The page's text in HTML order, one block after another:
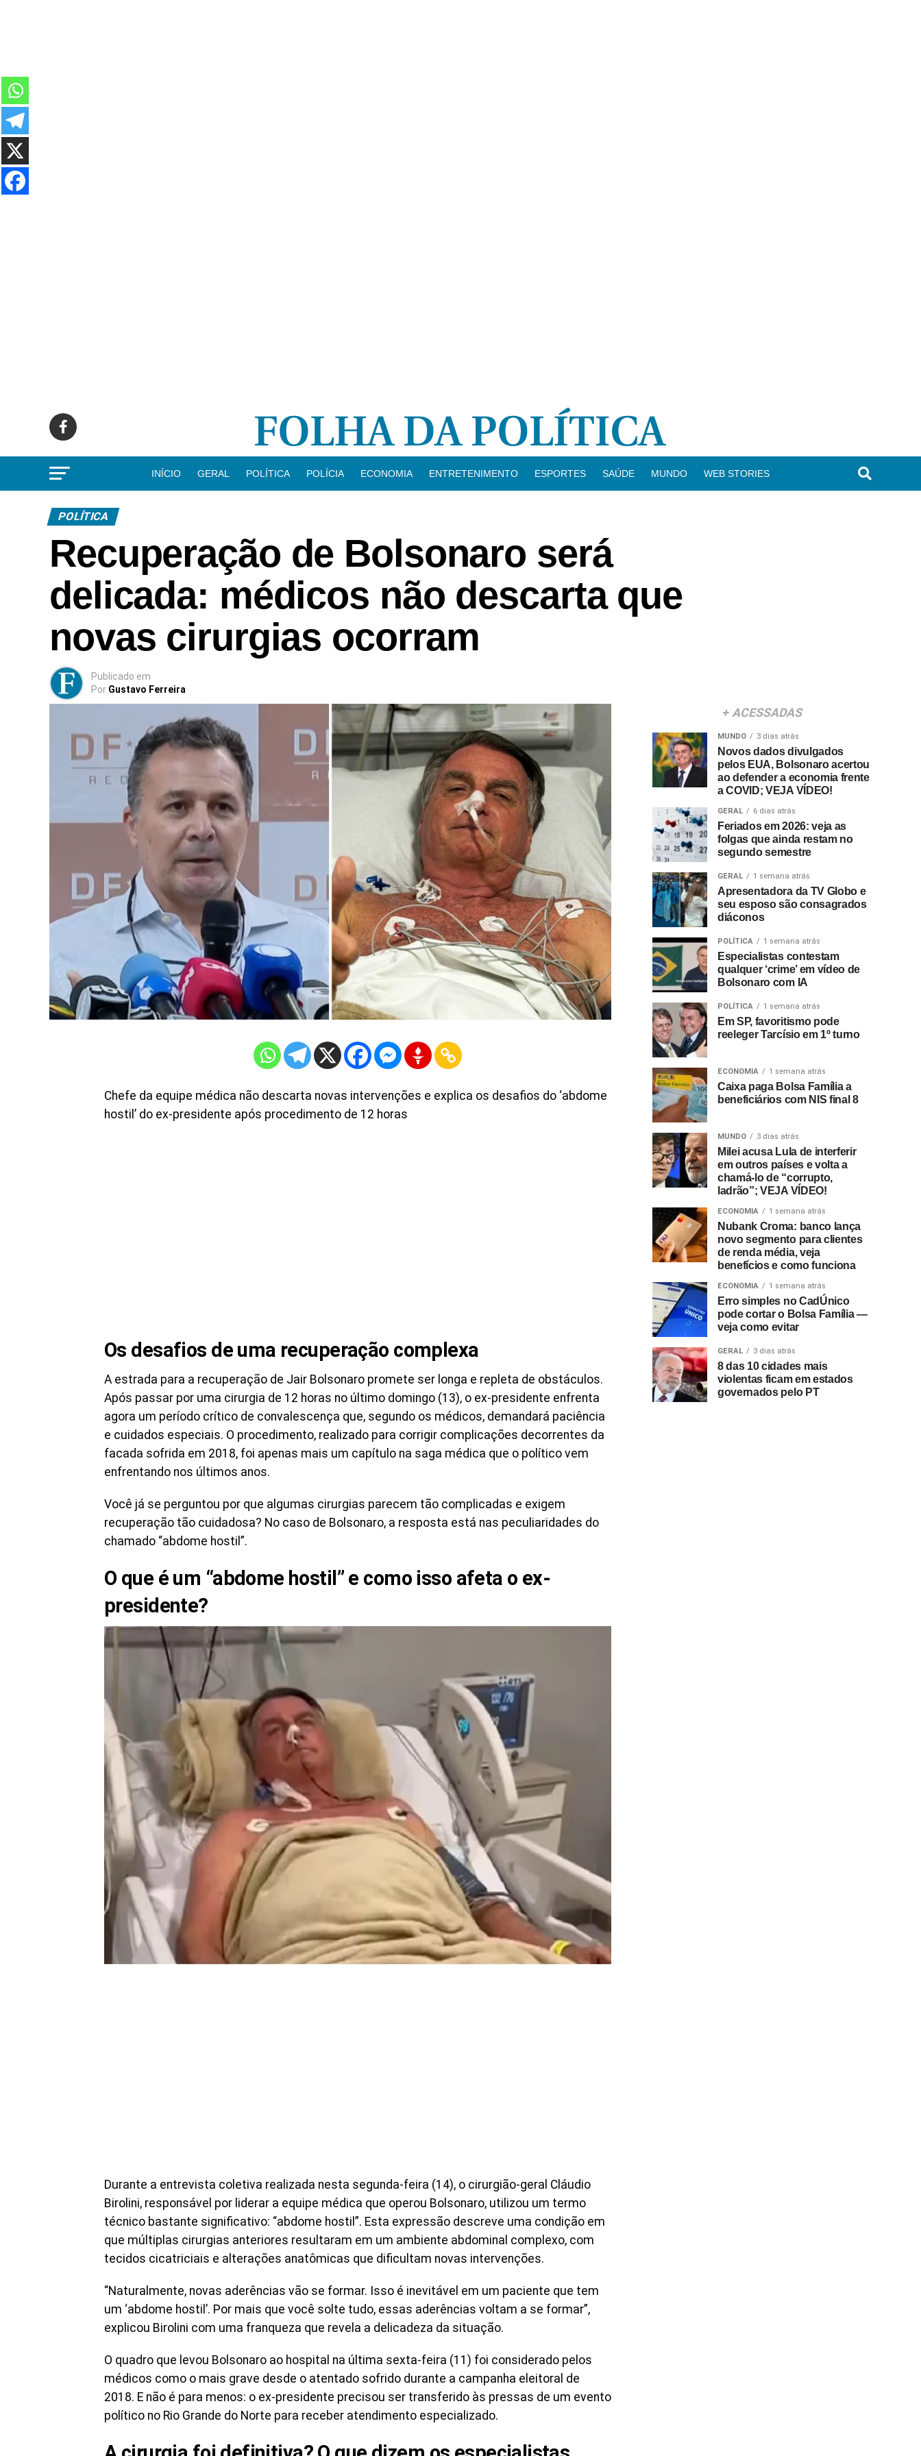
INÍCIO GERAL POLÍTICA POLÍCIA ECONOMIA ENTRETENIMENTO ESPORTES SAÚDE MUNDO WEB STORIES
POLÍTICA
Recuperação de Bolsonaro será
delicada: médicos não descarta que
novas cirurgias ocorram
Publicado em
Por Gustavo Ferreira
Chefe da equipe médica não descarta novas intervenções e explica os desafios do ‘abdome
hostil’ do ex-presidente após procedimento de 12 horas
Os desafios de uma recuperação complexa
A estrada para a recuperação de Jair Bolsonaro promete ser longa e repleta de obstáculos.
Após passar por uma cirurgia de 12 horas no último domingo (13), o ex-presidente enfrenta
agora um período crítico de convalescença que, segundo os médicos, demandará paciência
e cuidados especiais. O procedimento, realizado para corrigir complicações decorrentes da
facada sofrida em 2018, foi apenas mais um capítulo na saga médica que o político vem
enfrentando nos últimos anos.
Você já se perguntou por que algumas cirurgias parecem tão complicadas e exigem
recuperação tão cuidadosa? No caso de Bolsonaro, a resposta está nas peculiaridades do
chamado “abdome hostil”.
O que é um “abdome hostil” e como isso afeta o ex-
presidente?
Durante a entrevista coletiva realizada nesta segunda-feira (14), o cirurgião-geral Cláudio
Birolini, responsável por liderar a equipe médica que operou Bolsonaro, utilizou um termo
técnico bastante significativo: “abdome hostil”. Esta expressão descreve uma condição em
que múltiplas cirurgias anteriores resultaram em um ambiente abdominal complexo, com
tecidos cicatriciais e alterações anatômicas que dificultam novas intervenções.
“Naturalmente, novas aderências vão se formar. Isso é inevitável em um paciente que tem
um ‘abdome hostil’. Por mais que você solte tudo, essas aderências voltam a se formar”,
explicou Birolini com uma franqueza que revela a delicadeza da situação.
O quadro que levou Bolsonaro ao hospital na última sexta-feira (11) foi considerado pelos
médicos como o mais grave desde o atentado sofrido durante a campanha eleitoral de
2018. E não é para menos: o ex-presidente precisou ser transferido às pressas de um evento
político no Rio Grande do Norte para receber atendimento especializado.
+ ACESSADAS
MUNDO 3 dias atrás
Novos dados divulgados
pelos EUA, Bolsonaro acertou
ao defender a economia frente
a COVID; VEJA VÍDEO!
GERAL 6 dias atrás
Feriados em 2026: veja as
folgas que ainda restam no
segundo semestre
GERAL 1 semana atrás
Apresentadora da TV Globo e
seu esposo são consagrados
diáconos
POLÍTICA 1 semana atrás
Especialistas contestam
qualquer ‘crime’ em vídeo de
Bolsonaro com IA
POLÍTICA 1 semana atrás
Em SP, favoritismo pode
reeleger Tarcísio em 1º turno
ECONOMIA 1 semana atrás
Caixa paga Bolsa Família a
beneficiários com NIS final 8
MUNDO 3 dias atrás
Milei acusa Lula de interferir
em outros países e volta a
chamá-lo de “corrupto,
ladrão”; VEJA VÍDEO!
ECONOMIA 1 semana atrás
Nubank Croma: banco lança
novo segmento para clientes
de renda média, veja
benefícios e como funciona
ECONOMIA 1 semana atrás
Erro simples no CadÚnico
pode cortar o Bolsa Família —
veja como evitar
GERAL 3 dias atrás
8 das 10 cidades mais
violentas ficam em estados
governados pelo PT